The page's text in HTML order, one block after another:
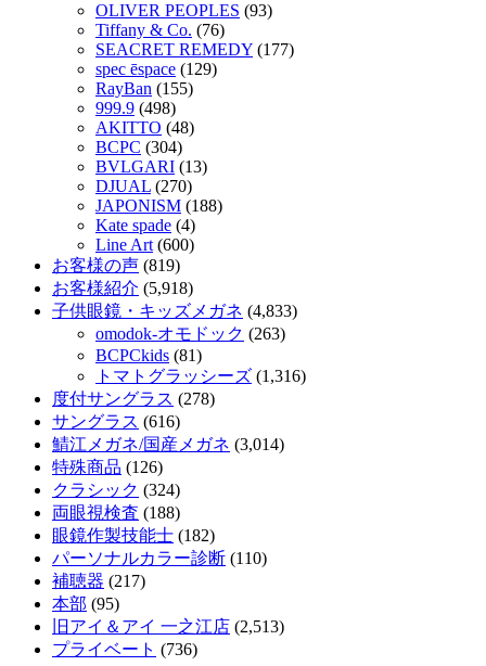
OLIVER PEOPLES (93)
Tiffany & Co. (76)
SEACRET REMEDY (177)
spec ēspace (129)
RayBan (155)
999.9 (498)
AKITTO (48)
BCPC (304)
BVLGARI (13)
DJUAL (270)
JAPONISM (188)
Kate spade (4)
Line Art (600)
お客様の声 (819)
お客様紹介 (5,918)
子供眼鏡・キッズメガネ (4,833)
omodok-オモドック (263)
BCPCkids (81)
トマトグラッシーズ (1,316)
度付サングラス (278)
サングラス (616)
鯖江メガネ/国産メガネ (3,014)
特殊商品 (126)
クラシック (324)
両眼視検査 (188)
眼鏡作製技能士 (182)
パーソナルカラー診断 (110)
補聴器 (217)
本部 (95)
旧アイ＆アイ 一之江店 (2,513)
プライベート (736)